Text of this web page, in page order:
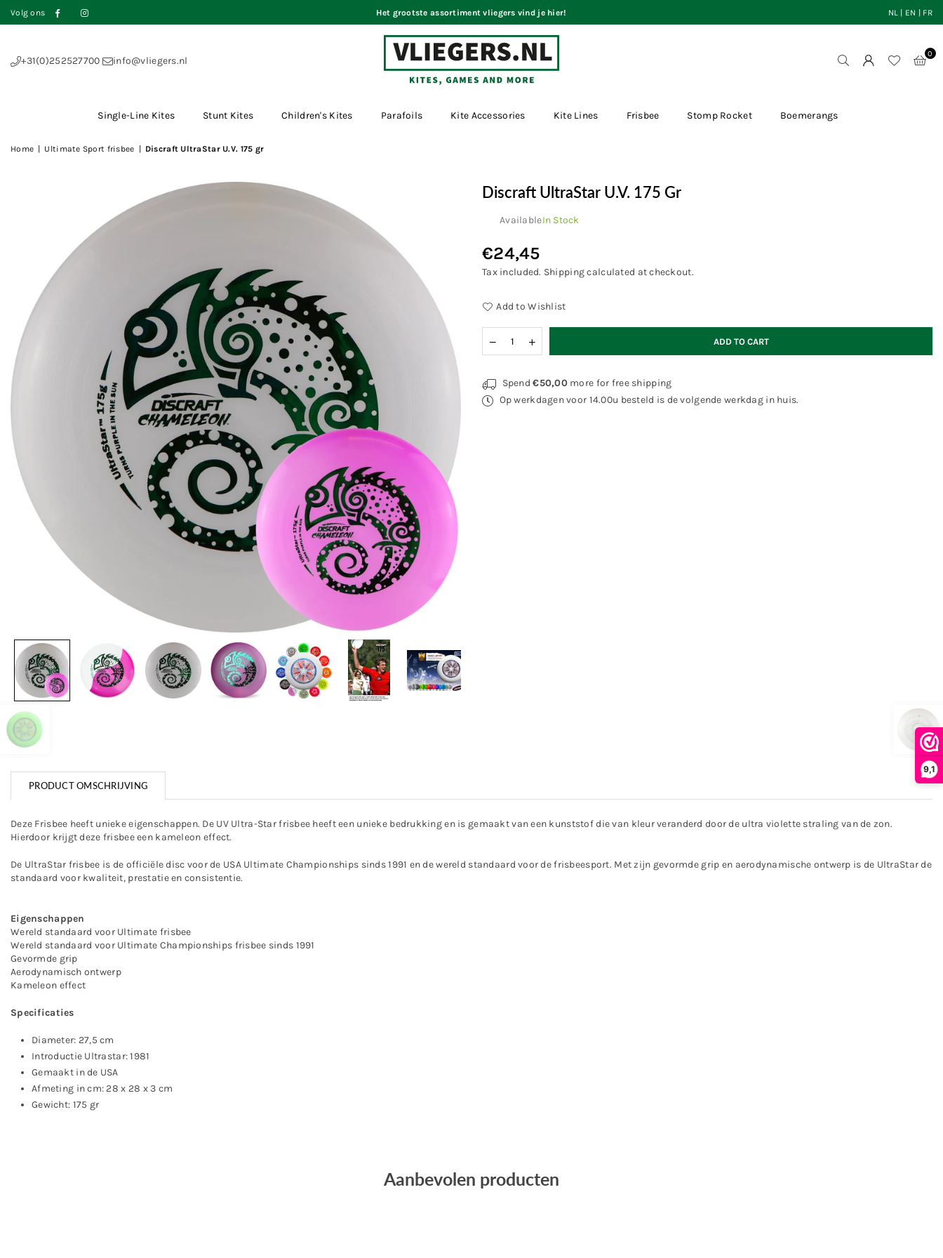
9,1
Volg ons Facebook Het grootste assortiment vliegers vind je hier! NL | EN | FR
+31(0)252527700 info@vliegers.nl
0
Single-Line Kites Stunt Kites Children's Kites Parafoils Kite Accessories Kite Lines Frisbee Stomp Rocket Boemerangs
Home Ultimate Sport frisbee Discraft UltraStar U.V. 175 gr
Discraft UltraStar U.V. 175 Gr
AvailableIn Stock
Regular
price
€24,45
Tax included. Shippingcalculated at checkout.
Add to Wishlist
Decrease
quantity
Discraft
UltraStar
U.V.
Increase
quantity
Discraft
UltraStar
U.V.
ADD TO CART
Spend€50,00more for free shipping
Op werkdagen voor 14.00u besteld is de volgende werkdag in huis.
PRODUCT OMSCHRIJVING
Deze Frisbee heeft unieke eigenschappen. De UV Ultra-Star frisbee heeft een unieke bedrukking en is gemaakt van een kunststof die van kleur veranderd door de ultra violette straling van de zon.
Hierdoor krijgt deze frisbee een kameleon effect.
De UltraStar frisbee is de officiële disc voor de USA Ultimate Championships sinds 1991 en de wereld standaard voor de frisbeesport. Met zijn gevormde grip en aerodynamische ontwerp is de UltraStar de
standaard voor kwaliteit, prestatie en consistentie.
Eigenschappen
Wereld standaard voor Ultimate frisbee
Wereld standaard voor Ultimate Championships frisbee sinds 1991
Gevormde grip
Aerodynamisch ontwerp
Kameleon effect
Specificaties
Diameter: 27,5 cm
Introductie Ultrastar: 1981
Gemaakt in de USA
Afmeting in cm: 28 x 28 x 3 cm
Gewicht: 175 gr
Aanbevolen producten